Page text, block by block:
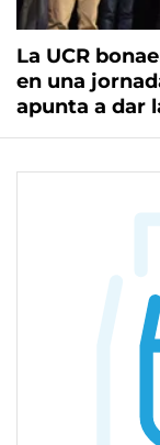
La UCR
en una
apunta a dar